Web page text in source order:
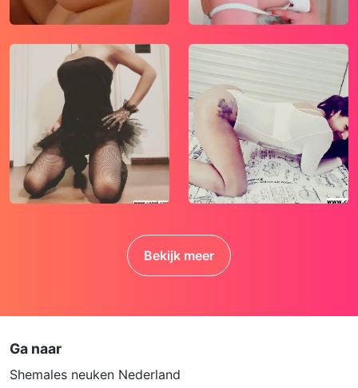
Zet iemand jou onder druk op deze website,
gegevens te verstrekken? Stop dan meteen
met het communiceren met deze persoon.
Let er ook op dat mensen in staat zijn op een
listige manier dergelijke gegevens van je te
verkrijgen. Communiceer daarom altijd
oplettend en voorzichtig via deze website.
Voorkom dat jouw minderjarige kinderen met
erotische of anderszins voor minderjarigen
komen. Daarvoor enkele tips:
Installeer programma’s voor ouderlijk
zodanig dat toegang tot specifieke
Bekijk meer
Ga naar
Shemales neuken Nederland